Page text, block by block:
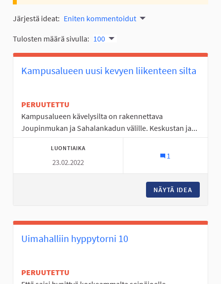
Järjestä ideat: Eniten kommentoidut
Tulosten määrä sivulla: 100
Kampusalueen uusi kevyen liikenteen silta
PERUUTETTU
Kampusalueen kävelysilta on rakennettava
Joupinmukan ja Sahalankadun välille. Keskustan ja...
LUONTIAIKA
23.02.2022
1
NÄYTÄ IDEA
Uimahalliin hyppytorni 10
PERUUTETTU